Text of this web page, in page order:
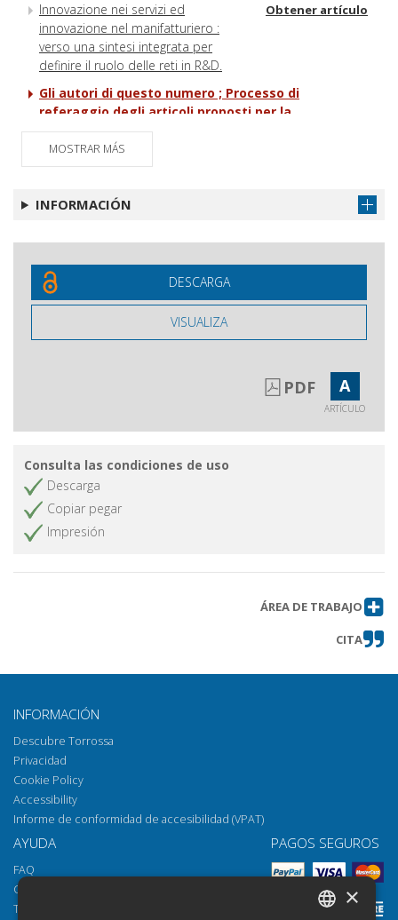
Innovazione nei servizi ed
innovazione nel manifatturiero :
verso una sintesi integrata per
definire il ruolo delle reti in R&D.
Obtener artículo
Gli autori di questo numero ; Processo di
referaggio degli articoli proposti per la
pubblicazione ; Norme per autori e collaboratori
MOSTRAR MÁS
INFORMACIÓN
DESCARGA
VISUALIZA
PDF A
ARTÍCULO
Consulta las condiciones de uso
Descarga
Copiar pegar
Impresión
ÁREA DE TRABAJO
CITA
INFORMACIÓN
Descubre Torrossa
Privacidad
Cookie Policy
Accessibility
Informe de conformidad de accesibilidad (VPAT)
AYUDA
FAQ
Cómo abrir los archivos
Torrossa Reader
PAGOS SEGUROS
×